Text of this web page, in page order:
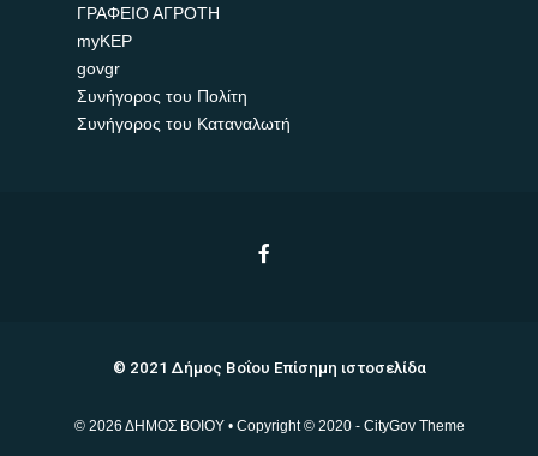
ΓΡΑΦΕΙΟ ΑΓΡΟΤΗ
myKEP
govgr
Συνήγορος του Πολίτη
Συνήγορος του Καταναλωτή
© 2021 Δήμος Βοΐου Επίσημη ιστοσελίδα
© 2026 ΔΗΜΟΣ ΒΟΙΟΥ • Copyright © 2020 - CityGov Theme